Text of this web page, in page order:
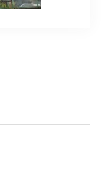
ちら